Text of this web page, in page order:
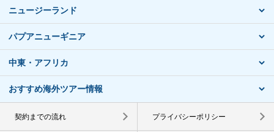
ニュージーランド
パプアニューギニア
中東・アフリカ
おすすめ海外ツアー情報
契約までの流れ プライバシーポリシー